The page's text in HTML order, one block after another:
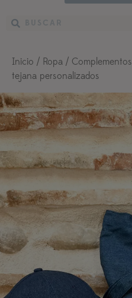
Inicio / Ropa / Complementos
tejana personalizados